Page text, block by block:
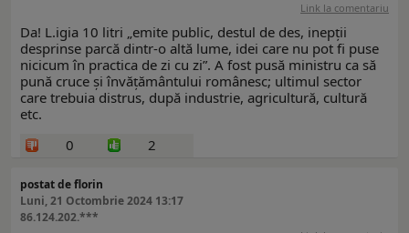
Link la comentariu
Da! L.igia 10 litri „emite public, destul de des, inepții
desprinse parcă dintr-o altă lume, idei care nu pot fi puse
nicicum în practica de zi cu zi”. A fost pusă ministru ca să
pună cruce și învățământului românesc; ultimul sector
care trebuia distrus, după industrie, agricultură, cultură
etc.
0
2
postat de florin
Luni, 21 Octombrie 2024 13:17
86.124.202.***